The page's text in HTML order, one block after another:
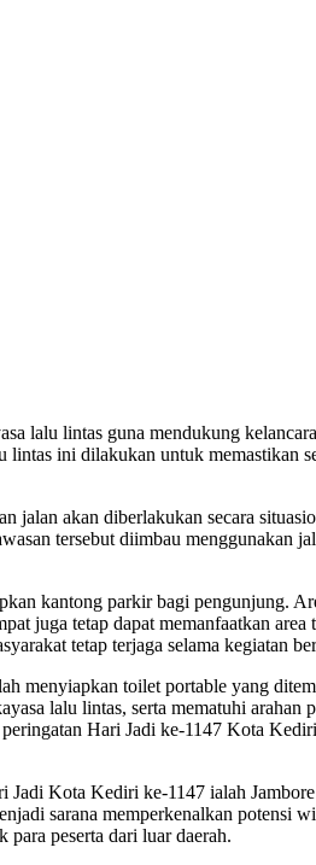
lalu lintas guna mendukung
ini dilakukan untuk memastikan
akan diberlakukan secara
tersebut diimbau
kantong parkir bagi pengunjung.
juga tetap dapat memanfaatkan
tetap terjaga selama kegiatan
menyiapkan toilet portable yang
lalu lintas, serta mematuhi
Hari Jadi ke-1147 Kota
Jadi Kota Kediri ke-1147 ialah
sarana memperkenalkan
peserta dari luar daerah.